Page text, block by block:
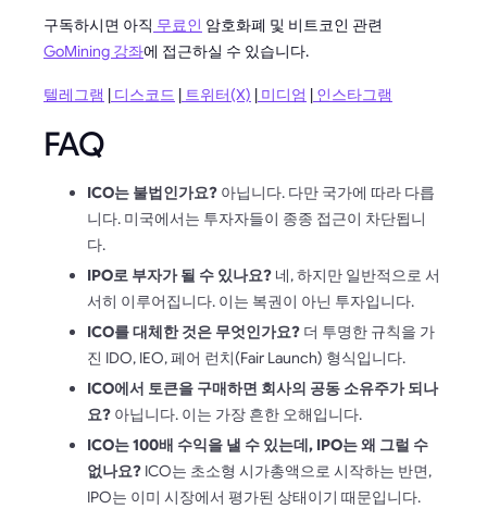
구독하시면 아직 무료인 암호화폐 및 비트코인 관련
GoMining 강좌에 접근하실 수 있습니다.
텔레그램 | 디스코드 | 트위터(X) | 미디엄 | 인스타그램
FAQ
ICO는 불법인가요? 아닙니다. 다만 국가에 따라 다릅
니다. 미국에서는 투자자들이 종종 접근이 차단됩니
다.
IPO로 부자가 될 수 있나요? 네, 하지만 일반적으로 서
서히 이루어집니다. 이는 복권이 아닌 투자입니다.
ICO를 대체한 것은 무엇인가요? 더 투명한 규칙을 가
진 IDO, IEO, 페어 런치(Fair Launch) 형식입니다.
ICO에서 토큰을 구매하면 회사의 공동 소유주가 되나
요? 아닙니다. 이는 가장 흔한 오해입니다.
ICO는 100배 수익을 낼 수 있는데, IPO는 왜 그럴 수
없나요? ICO는 초소형 시가총액으로 시작하는 반면,
IPO는 이미 시장에서 평가된 상태이기 때문입니다.